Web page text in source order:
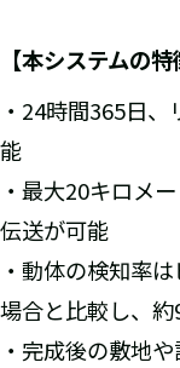
【本システムの特
・24時間365日
能
・最大20キロメ
伝送が可能
・動体の検知率
場合と比較し、
・完成後の敷地